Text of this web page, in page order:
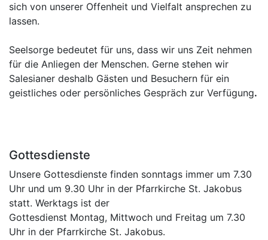
sich von unserer Offenheit und Vielfalt ansprechen zu
lassen.
Seelsorge bedeutet für uns, dass wir uns Zeit nehmen
für die Anliegen der Menschen. Gerne stehen wir
Salesianer deshalb Gästen und Besuchern für ein
geistliches oder persönliches Gespräch zur Verfügung.
Gottesdienste
Unsere Gottesdienste finden sonntags immer um 7.30
Uhr und um 9.30 Uhr in der Pfarrkirche St. Jakobus
statt. Werktags ist der
Gottesdienst Montag, Mittwoch und Freitag um 7.30
Uhr in der Pfarrkirche St. Jakobus.